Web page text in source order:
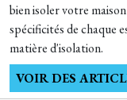
bien isoler votre
spécificités de chaque
matière d'isolation.
VOIR DES